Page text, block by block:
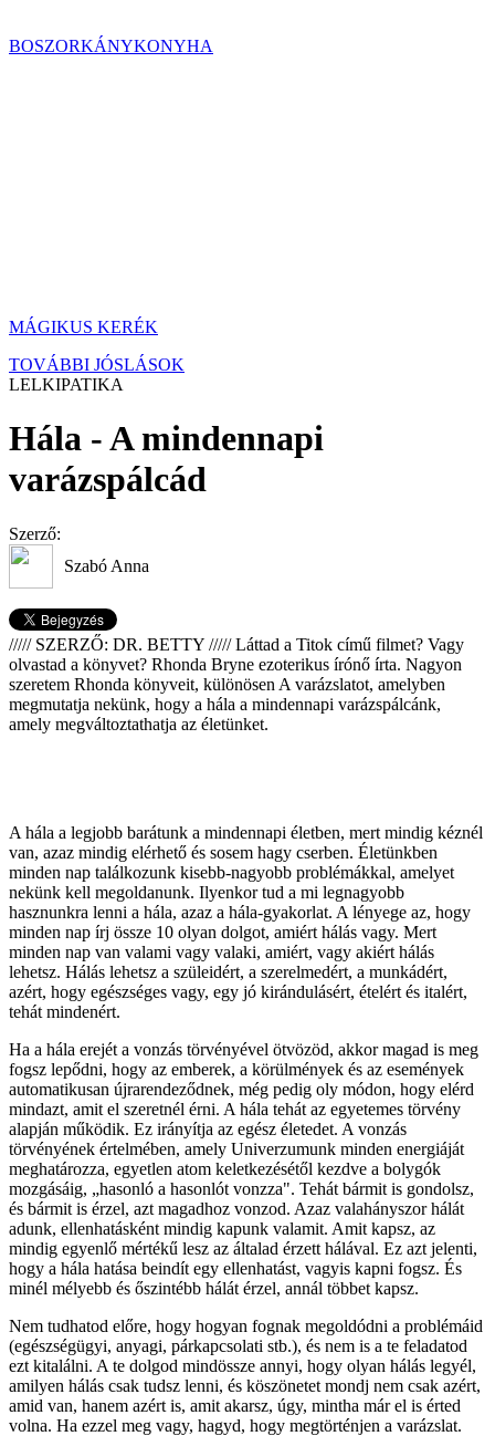
BOSZORKÁNYKONYHA
MÁGIKUS KERÉK
TOVÁBBI JÓSLÁSOK
LELKIPATIKA
Hála - A mindennapi
varázspálcád
Szerző:
Szabó Anna
///// SZERZŐ: DR. BETTY ///// Láttad a Titok című filmet? Vagy
olvastad a könyvet? Rhonda Bryne ezoterikus írónő írta. Nagyon
szeretem Rhonda könyveit, különösen A varázslatot, amelyben
megmutatja nekünk, hogy a hála a mindennapi varázspálcánk,
amely megváltoztathatja az életünket.
A hála a legjobb barátunk a mindennapi életben, mert mindig kéznél
van, azaz mindig elérhető és sosem hagy cserben. Életünkben
minden nap találkozunk kisebb-nagyobb problémákkal, amelyet
nekünk kell megoldanunk. Ilyenkor tud a mi legnagyobb
hasznunkra lenni a hála, azaz a hála-gyakorlat. A lényege az, hogy
minden nap írj össze 10 olyan dolgot, amiért hálás vagy. Mert
minden nap van valami vagy valaki, amiért, vagy akiért hálás
lehetsz. Hálás lehetsz a szüleidért, a szerelmedért, a munkádért,
azért, hogy egészséges vagy, egy jó kirándulásért, ételért és italért,
tehát mindenért.
Ha a hála erejét a vonzás törvényével ötvözöd, akkor magad is meg
fogsz lepődni, hogy az emberek, a körülmények és az események
automatikusan újrarendeződnek, még pedig oly módon, hogy elérd
mindazt, amit el szeretnél érni. A hála tehát az egyetemes törvény
alapján működik. Ez irányítja az egész életedet. A vonzás
törvényének értelmében, amely Univerzumunk minden energiáját
meghatározza, egyetlen atom keletkezésétől kezdve a bolygók
mozgásáig, „hasonló a hasonlót vonzza". Tehát bármit is gondolsz,
és bármit is érzel, azt magadhoz vonzod. Azaz valahányszor hálát
adunk, ellenhatásként mindig kapunk valamit. Amit kapsz, az
mindig egyenlő mértékű lesz az általad érzett hálával. Ez azt jelenti,
hogy a hála hatása beindít egy ellenhatást, vagyis kapni fogsz. És
minél mélyebb és őszintébb hálát érzel, annál többet kapsz.
Nem tudhatod előre, hogy hogyan fognak megoldódni a problémáid
(egészségügyi, anyagi, párkapcsolati stb.), és nem is a te feladatod
ezt kitalálni. A te dolgod mindössze annyi, hogy olyan hálás legyél,
amilyen hálás csak tudsz lenni, és köszönetet mondj nem csak azért,
amid van, hanem azért is, amit akarsz, úgy, mintha már el is érted
volna. Ha ezzel meg vagy, hagyd, hogy megtörténjen a varázslat.